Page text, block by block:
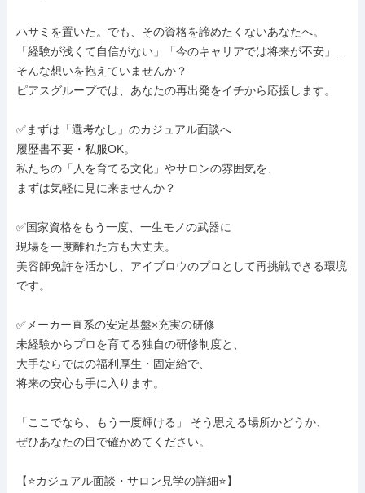
ハサミを置いた。でも、その資格を諦めたくないあなたへ。
「経験が浅くて自信がない」「今のキャリアでは将来が不安」…
そんな想いを抱えていませんか？
ピアスグループでは、あなたの再出発をイチから応援します。
✅まずは「選考なし」のカジュアル面談へ
履歴書不要・私服OK。
私たちの「人を育てる文化」やサロンの雰囲気を、
まずは気軽に見に来ませんか？
✅国家資格をもう一度、一生モノの武器に
現場を一度離れた方も大丈夫。
美容師免許を活かし、アイブロウのプロとして再挑戦できる環境
です。
✅メーカー直系の安定基盤×充実の研修
未経験からプロを育てる独自の研修制度と、
大手ならではの福利厚生・固定給で、
将来の安心も手に入ります。
「ここでなら、もう一度輝ける」 そう思える場所かどうか、
ぜひあなたの目で確かめてください。
【⭐カジュアル面談・サロン見学の詳細⭐】